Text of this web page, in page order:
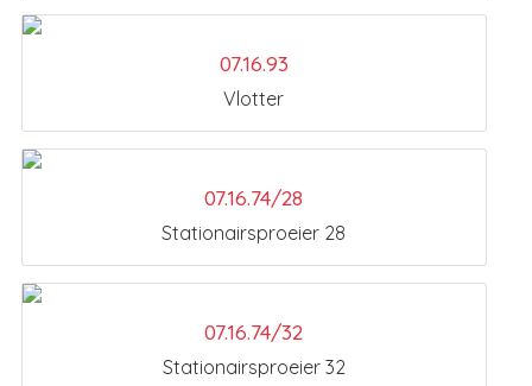
07.16.93
Vlotter
07.16.74/28
Stationairsproeier 28
07.16.74/32
Stationairsproeier 32